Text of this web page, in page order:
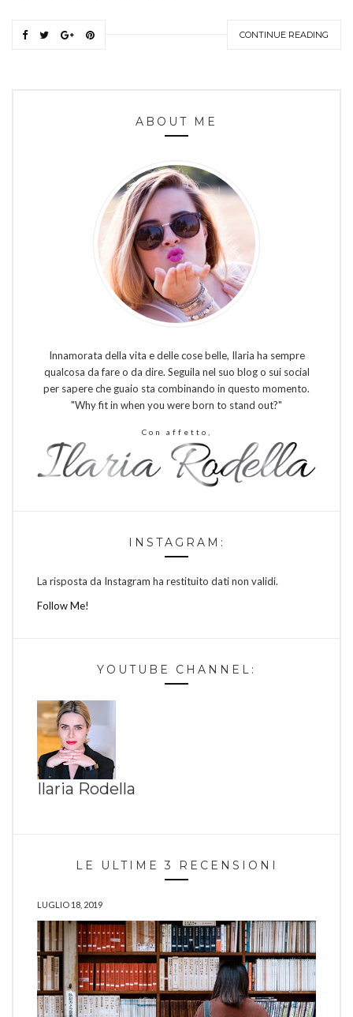
CONTINUE READING
ABOUT ME
Innamorata della vita e delle cose belle, Ilaria ha sempre
qualcosa da fare o da dire. Seguila nel suo blog o sui social
per sapere che guaio sta combinando in questo momento.
"Why fit in when you were born to stand out?"
Con affetto,
INSTAGRAM:
La risposta da Instagram ha restituito dati non validi.
Follow Me!
YOUTUBE CHANNEL:
Ilaria Rodella
LE ULTIME 3 RECENSIONI
LUGLIO 18, 2019